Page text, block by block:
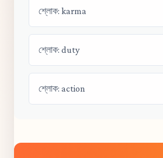
শ্লোক: karma
শ্লোক: duty
শ্লোক: action